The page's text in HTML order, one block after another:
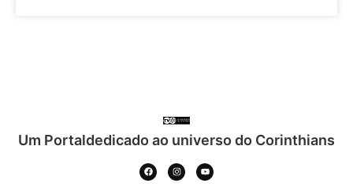
Um Portaldedicado ao universo do Corinthians